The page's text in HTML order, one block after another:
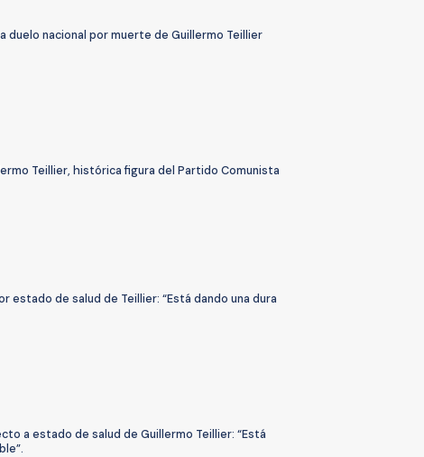
duelo nacional por muerte de Guillermo Teillier
Teillier, histórica figura del Partido Comunista
estado de salud de Teillier: “Está dando una dura
a estado de salud de Guillermo Teillier: “Está